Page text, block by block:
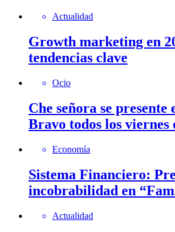
Actualidad
Growth marketing en
tendencias clave
Ocio
Che señora se presente
Bravo todos los viernes
Economía
Sistema Financiero:
incobrabilidad en
Actualidad